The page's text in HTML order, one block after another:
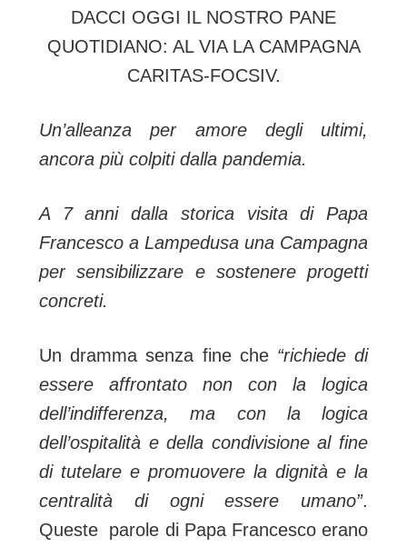
DACCI OGGI IL NOSTRO PANE
QUOTIDIANO: AL VIA LA CAMPAGNA
CARITAS-FOCSIV.
Un’alleanza per amore degli ultimi,
ancora più colpiti dalla pandemia.
A 7 anni dalla storica visita di Papa
Francesco a Lampedusa una Campagna
per sensibilizzare e sostenere progetti
concreti.
Un dramma senza fine che “richiede di
essere affrontato non con la logica
dell’indifferenza, ma con la logica
dell’ospitalità e della condivisione al fine
di tutelare e promuovere la dignità e la
centralità di ogni essere umano”.
Queste parole di Papa Francesco erano